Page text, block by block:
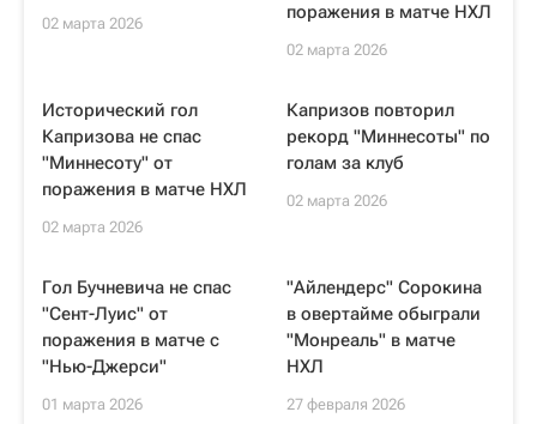
02 марта 2026
поражения в матче НХЛ
02 марта 2026
Исторический гол
Капризова не спас
"Миннесоту" от
поражения в матче НХЛ
02 марта 2026
Капризов повторил
рекорд "Миннесоты" по
голам за клуб
02 марта 2026
Гол Бучневича не спас
"Сент-Луис" от
поражения в матче с
"Нью-Джерси"
01 марта 2026
"Айлендерс" Сорокина
в овертайме обыграли
"Монреаль" в матче
НХЛ
27 февраля 2026